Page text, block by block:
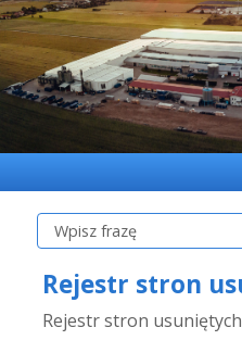
Szukaj:
Rejestr stron
Rejestr stron usuniętych